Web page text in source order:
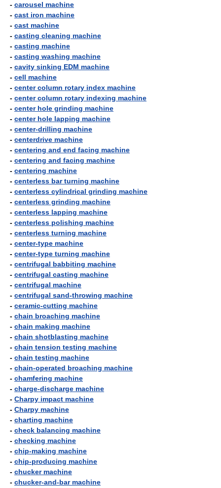
- carousel machine
- cast iron machine
- cast machine
- casting cleaning machine
- casting machine
- casting washing machine
- cavity sinking EDM machine
- cell machine
- center column rotary index machine
- center column rotary indexing machine
- center hole grinding machine
- center hole lapping machine
- center-drilling machine
- centerdrive machine
- centering and end facing machine
- centering and facing machine
- centering machine
- centerless bar turning machine
- centerless cylindrical grinding machine
- centerless grinding machine
- centerless lapping machine
- centerless polishing machine
- centerless turning machine
- center-type machine
- center-type turning machine
- centrifugal babbiting machine
- centrifugal casting machine
- centrifugal machine
- centrifugal sand-throwing machine
- ceramic-cutting machine
- chain broaching machine
- chain making machine
- chain shotblasting machine
- chain tension testing machine
- chain testing machine
- chain-operated broaching machine
- chamfering machine
- charge-discharge machine
- Charpy impact machine
- Charpy machine
- charting machine
- check balancing machine
- checking machine
- chip-making machine
- chip-producing machine
- chucker machine
- chucker-and-bar machine